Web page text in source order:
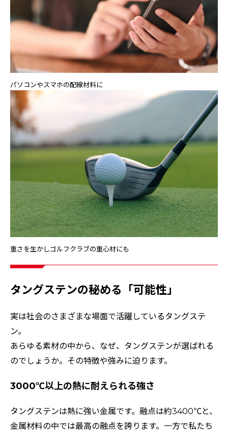
パソコンやスマホの配線材料に
重さを生かしゴルフクラブの重心材にも
タングステンの秘める「可能性」
実は社会のさまざまな場面で活躍しているタングステ
ン。
あらゆる素材の中から、なぜ、タングステンが選ばれる
のでしょうか。その特徴や強みに迫ります。
3000℃以上の熱に耐えられる強さ
タングステンは熱に強い金属です。融点は約3400℃と、
金属材料の中では最高の融点を誇ります。一方で私たち